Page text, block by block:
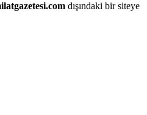
dışındaki bir siteye